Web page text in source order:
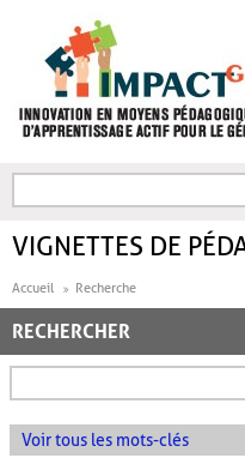
FORMULAIRE DE
VIGNETTES DE
Accueil Recherche
RECHERCHER
Voir tous les mots-clés